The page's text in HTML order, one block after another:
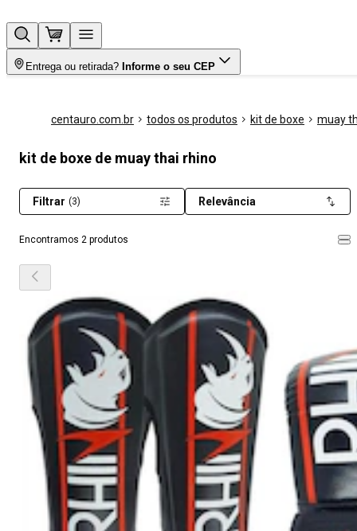
Entrega ou retirada? Informe o seu CEP
centauro.com.br todos os produtos kit de boxe muay
kit de boxe de muay thai rhino
Encontramos 2 produtos
Filtrar (3) Relevância